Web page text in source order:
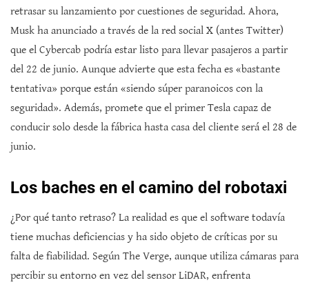
retrasar su lanzamiento por cuestiones de seguridad. Ahora,
Musk ha anunciado a través de la red social X (antes Twitter)
que el Cybercab podría estar listo para llevar pasajeros a partir
del 22 de junio. Aunque advierte que esta fecha es «bastante
tentativa» porque están «siendo súper paranoicos con la
seguridad». Además, promete que el primer Tesla capaz de
conducir solo desde la fábrica hasta casa del cliente será el 28 de
junio.
Los baches en el camino del robotaxi
¿Por qué tanto retraso? La realidad es que el software todavía
tiene muchas deficiencias y ha sido objeto de críticas por su
falta de fiabilidad. Según The Verge, aunque utiliza cámaras para
percibir su entorno en vez del sensor LiDAR, enfrenta